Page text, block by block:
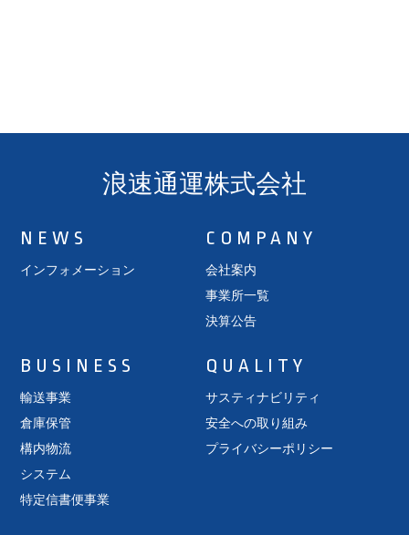
浪速通運株式会社
NEWS
インフォメーション
COMPANY
会社案内
事業所一覧
決算公告
BUSINESS
輸送事業
倉庫保管
構内物流
システム
特定信書便事業
QUALITY
サスティナビリティ
安全への取り組み
プライバシーポリシー